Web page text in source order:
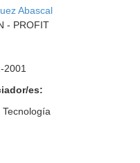
Abascal
- PROFIT
2001
es: